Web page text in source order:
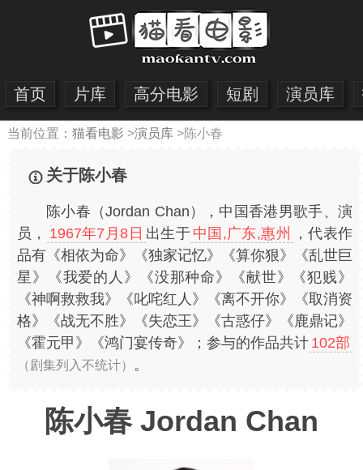
首页 片库 高分电影 短剧 演员库
当前位置： 猫看电影 >演员库>陈小春
关于陈小春
陈小春（Jordan Chan），中国香港男歌手、演
员，
1967年7月8日 出生于 中国,广东,惠州
，代表作
品有《相依为命》《独家记忆》《算你狠》《乱世巨
星》《我爱的人》《没那种命》《献世》《犯贱》
《神啊救救我》《叱咤红人》《离不开你》《取消资
格》《战无不胜》《失恋王》《古惑仔》《鹿鼎记》
《霍元甲》《鸿门宴传奇》；参与的作品共计 102部
（剧集列入不统计） 。
陈小春 Jordan Chan